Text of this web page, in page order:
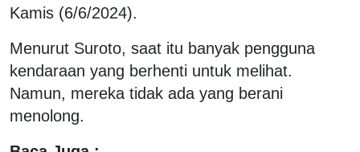
Kamis (6/6/2024).
Menurut Suroto, saat itu banyak pengguna
kendaraan yang berhenti untuk melihat.
Namun, mereka tidak ada yang berani
menolong.